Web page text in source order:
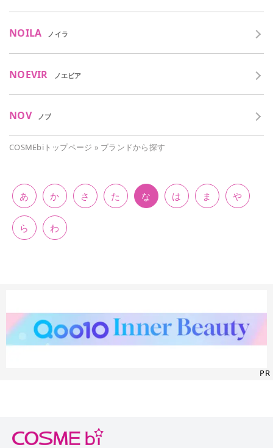
NOILA ノイラ
NOEVIR ノエビア
NOV ノブ
COSMEbiトップページ » ブランドから探す
あ か さ た な は ま や
ら わ
PR